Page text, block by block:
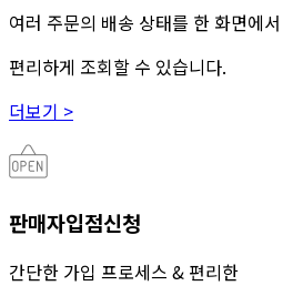
여러 주문의 배송 상태를 한 화면에서
편리하게 조회할 수 있습니다.
더보기 >
판매자입점신청
간단한 가입 프로세스 & 편리한